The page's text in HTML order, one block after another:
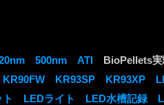
500nm ATI BioPellets
KR90FW KR93SP KR93XP
LEDライト LED水槽記録